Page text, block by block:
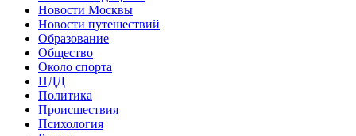
Новости Москвы
Новости путешествий
Образование
Общество
Около спорта
ПДД
Политика
Происшествия
Психология